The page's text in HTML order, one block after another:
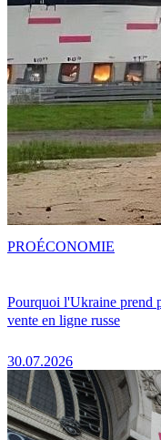
Pourquoi l'Ukraine prend
vente en ligne russe
30.07.2026
PROÉCONOMIE